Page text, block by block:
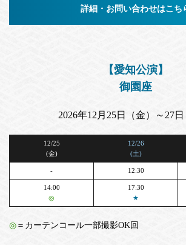
詳細・お問い合わせはこち
【愛知公演】
御園座
2026年12月25日（金）～27日
12/25
(金)
12/26
(土)
- 12:30
14:00
◎
17:30
★
◎ ＝カーテンコール一部撮影OK回